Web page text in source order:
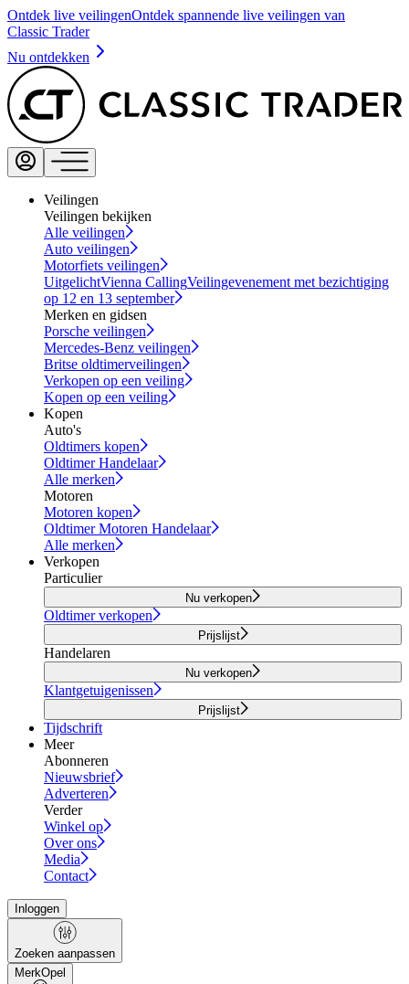
Ontdek live veilingenOntdek spannende live veilingen van
Classic Trader
Nu ontdekken
Veilingen
Veilingen bekijken
Alle veilingen
Auto veilingen
Motorfiets veilingen
UitgelichtVienna CallingVeilingevenement met bezichtiging
op 12 en 13 september
Merken en gidsen
Porsche veilingen
Mercedes-Benz veilingen
Britse oldtimerveilingen
Verkopen op een veiling
Kopen op een veiling
Kopen
Auto's
Oldtimers kopen
Oldtimer Handelaar
Alle merken
Motoren
Motoren kopen
Oldtimer Motoren Handelaar
Alle merken
Verkopen
Particulier
Nu verkopen
Oldtimer verkopen
Prijslijst
Handelaren
Nu verkopen
Klantgetuigenissen
Prijslijst
Tijdschrift
Meer
Abonneren
Nieuwsbrief
Adverteren
Verder
Winkel op
Over ons
Media
Contact
Inloggen
Zoeken aanpassen
MerkOpel